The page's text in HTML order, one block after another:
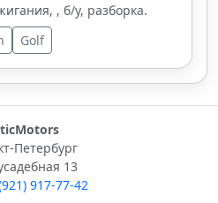
, б/у, разборка.
Golf
Петербург
13
917-77-42